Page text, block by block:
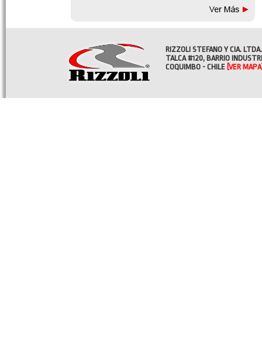
RIZZOLI STEFANO Y CIA. LTDA.
TALCA #120, BARRIO
COQUIMBO - CHILE [VER